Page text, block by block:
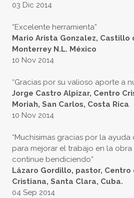
03 Dic 2014
“Excelente herramienta”
Mario Arista Gonzalez, Castillo
Monterrey N.L. México
10 Nov 2014
“Gracias por su valioso aporte a
Jorge Castro Alpizar, Centro
Moriah, San Carlos, Costa Rica.
10 Nov 2014
“Muchísimas gracias por la
para mejorar el trabajo en la obra
continue bendiciendo”
Lázaro Gordillo, pastor, Centro
Cristiana, Santa Clara, Cuba.
04 Sep 2014